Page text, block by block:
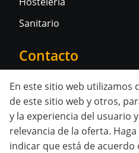
Sanitario
Contacto
Contactar
Redes sociales
En este sitio web utilizamos
de este sitio web y otros,
y la experiencia del usuario
relevancia de la oferta.
indicar que está de acuerdo